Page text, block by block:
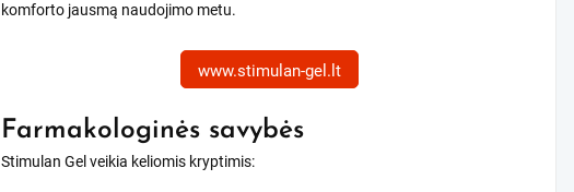
komforto jausmą naudojimo metu.
www.stimulan-gel.lt
Farmakologinės savybės
Stimulan Gel veikia keliomis kryptimis: